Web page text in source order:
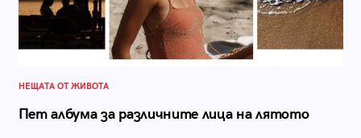
НЕЩАТА ОТ ЖИВОТА
Пет албума за различните лица на лятото